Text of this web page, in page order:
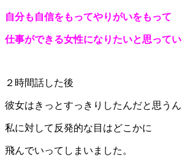
自分も自信をもってやりがいをもって
仕事ができる女性になりたいと思ってい
２時間話した後
彼女はきっとすっきりしたんだと思うん
私に対して反発的な目はどこかに
飛んでいってしまいました。